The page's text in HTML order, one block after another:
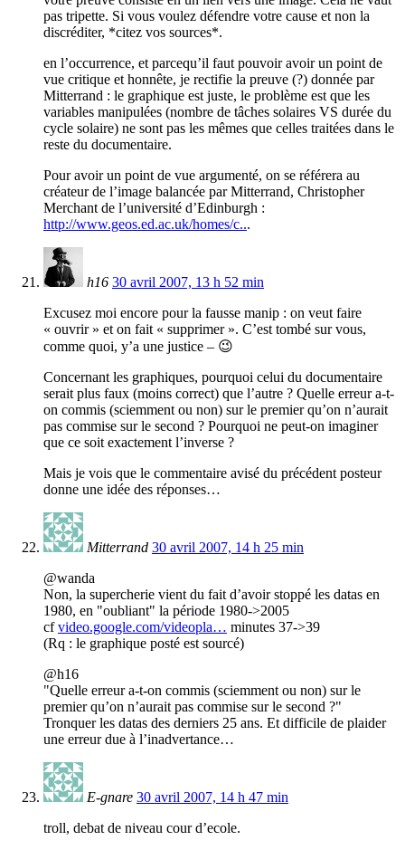
pas tripette. Si vous voulez défendre votre cause et non la
discréditer, *citez vos sources*.
en l’occurrence, et parcequ’il faut pouvoir avoir un point de
vue critique et honnête, je rectifie la preuve (?) donnée par
Mitterrand : le graphique est juste, le problème est que les
variables manipulées (nombre de tâches solaires VS durée du
cycle solaire) ne sont pas les mêmes que celles traitées dans le
reste du documentaire.
Pour avoir un point de vue argumenté, on se référera au
créateur de l’image balancée par Mitterrand, Christopher
Merchant de l’université d’Edinburgh :
http://www.geos.ed.ac.uk/homes/c...
h16 30 avril 2007, 13 h 52 min
Excusez moi encore pour la fausse manip : on veut faire
« ouvrir » et on fait « supprimer ». C’est tombé sur vous,
comme quoi, y’a une justice – 😉
Concernant les graphiques, pourquoi celui du documentaire
serait plus faux (moins correct) que l’autre ? Quelle erreur a-t-
on commis (sciemment ou non) sur le premier qu’on n’aurait
pas commise sur le second ? Pourquoi ne peut-on imaginer
que ce soit exactement l’inverse ?
Mais je vois que le commentaire avisé du précédent posteur
donne une idée des réponses…
Mitterrand 30 avril 2007, 14 h 25 min
@wanda
Non, la supercherie vient du fait d’avoir stoppé les datas en
1980, en "oubliant" la période 1980->2005
cfvideo.google.com/videopla… minutes 37->39
(Rq : le graphique posté est sourcé)
@h16
"Quelle erreur a-t-on commis (sciemment ou non) sur le
premier qu’on n’aurait pas commise sur le second ?"
Tronquer les datas des derniers 25 ans. Et difficile de plaider
une erreur due à l’inadvertance…
E-gnare 30 avril 2007, 14 h 47 min
troll, debat de niveau cour d’ecole.